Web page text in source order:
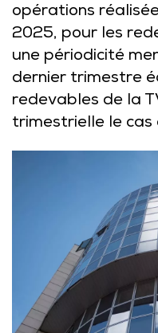
opérations
2025, pour les
une périodicité
dernier trimestre
redevables de la
trimestrielle le cas